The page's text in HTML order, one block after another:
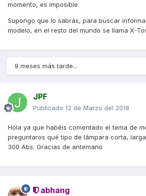
momento, es imposible
Supongo que lo sabrás, para buscar
modelo, en el resto del mundo se llama X-
9 meses más tarde...
JPF
Publicado 12 de Marzo del 2018
Hola ya que habéis comentado el tema de
preguntaros qué tipo de lámpara corta,
300 Abs. Gracias de antemano
abhang